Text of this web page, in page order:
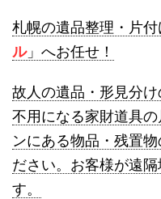
名寄市不用品回収
深川市不用品回収
札幌の遺品整理・片付
ル」へお任せ！
故人の遺品・形見分
不用になる家財道具
ンにある物品・残置
ださい。お客様が遠
す。